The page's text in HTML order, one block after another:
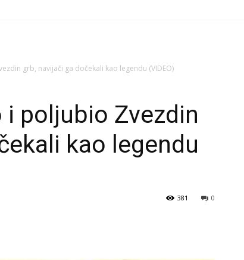
grb, navijači ga dočekali kao legendu (VIDEO)
poljubio Zvezdin
kao legendu
0
381